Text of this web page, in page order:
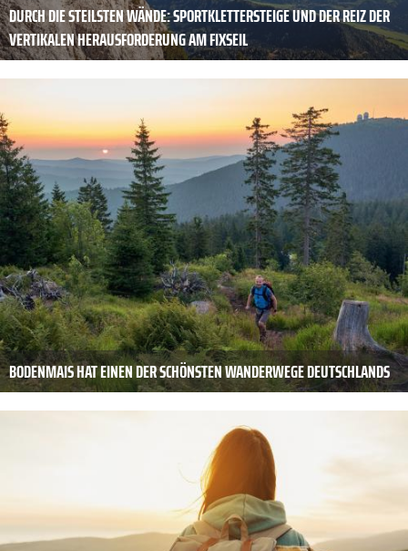
DURCH DIE STEILSTEN WÄNDE: SPORTKLETTERSTEIGE UND DER REIZ DER
VERTIKALEN HERAUSFORDERUNG AM FIXSEIL
BODENMAIS HAT EINEN DER SCHÖNSTEN WANDERWEGE DEUTSCHLANDS